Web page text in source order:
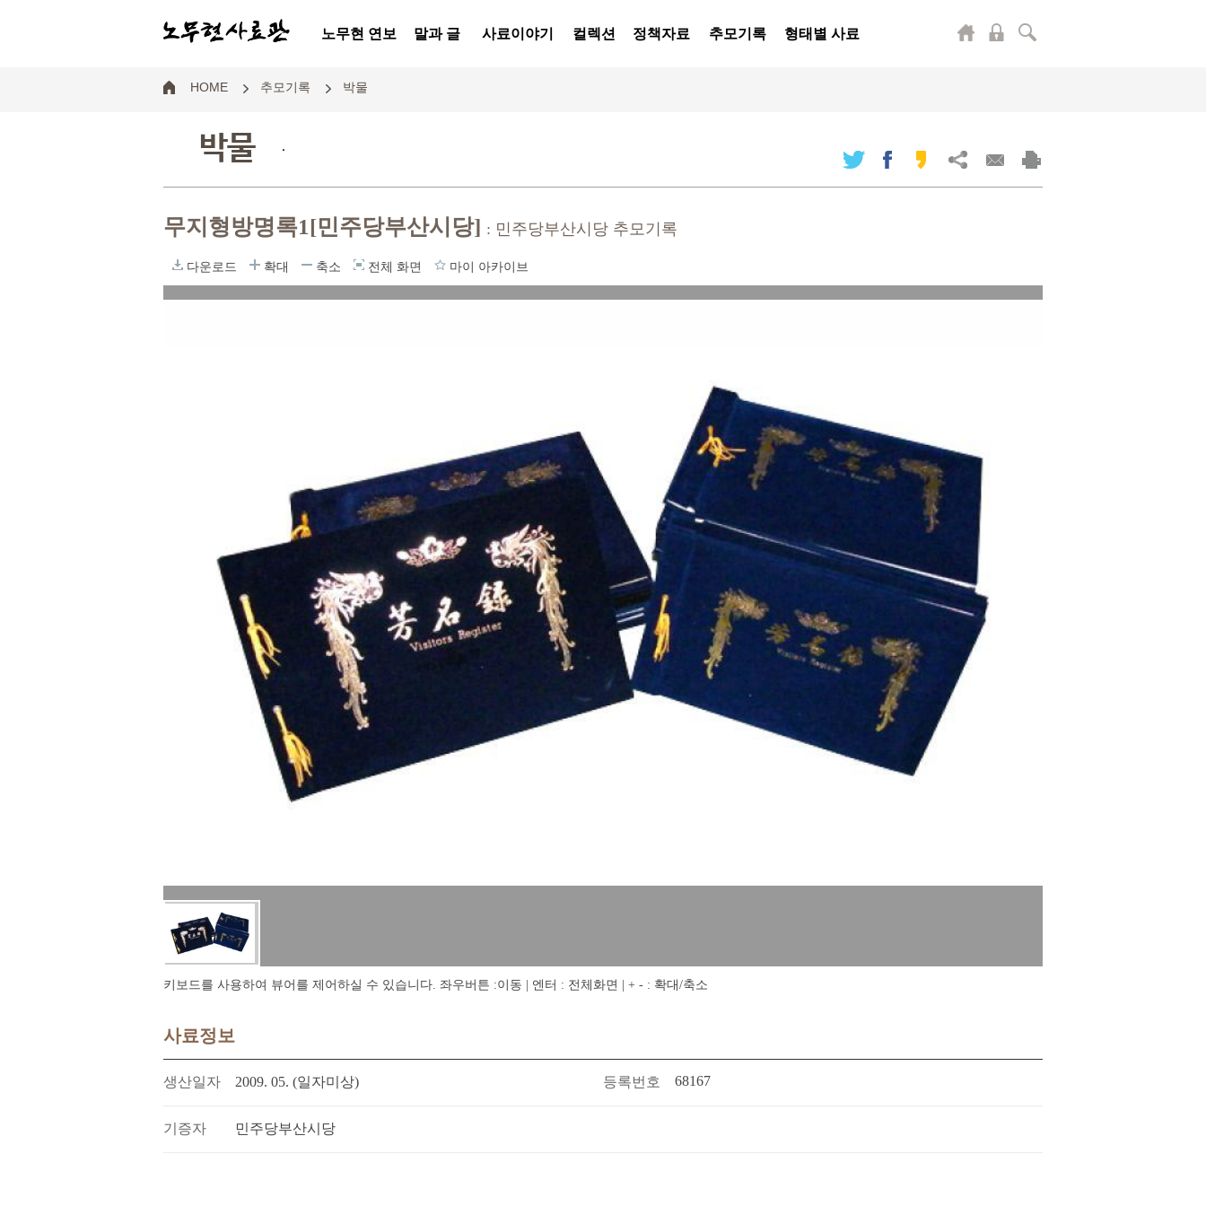
노무현 연보 말과 글 사료이야기 컬렉션 정책자료 추모기록 형태별 사료
HOME 추모기록 박물
박물 .
무지형방명록1[민주당부산시당] : 민주당부산시당 추모기록
다운로드 확대 축소 전체 화면 마이 아카이브
키보드를 사용하여 뷰어를 제어하실 수 있습니다. 좌우버튼 :이동 | 엔터 : 전체화면 | + - : 확대/축소
사료정보
생산일자 2009. 05. (일자미상) 등록번호 68167
기증자 민주당부산시당